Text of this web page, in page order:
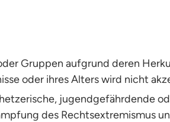
Gruppen aufgrund deren
oder ihres Alters wird nicht
jugendgefährdende
des Rechtsextremismus